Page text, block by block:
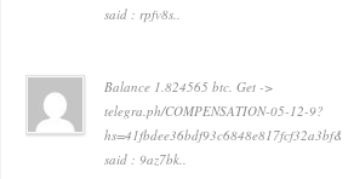
said : rpfv8s..
Balance 1.824565 btc. Get ->
telegra.ph/COMPENSATION-05-12-9?
hs=41fbdee36bdf93c6848e817fcf32a3bf&
said : 9az7bk..